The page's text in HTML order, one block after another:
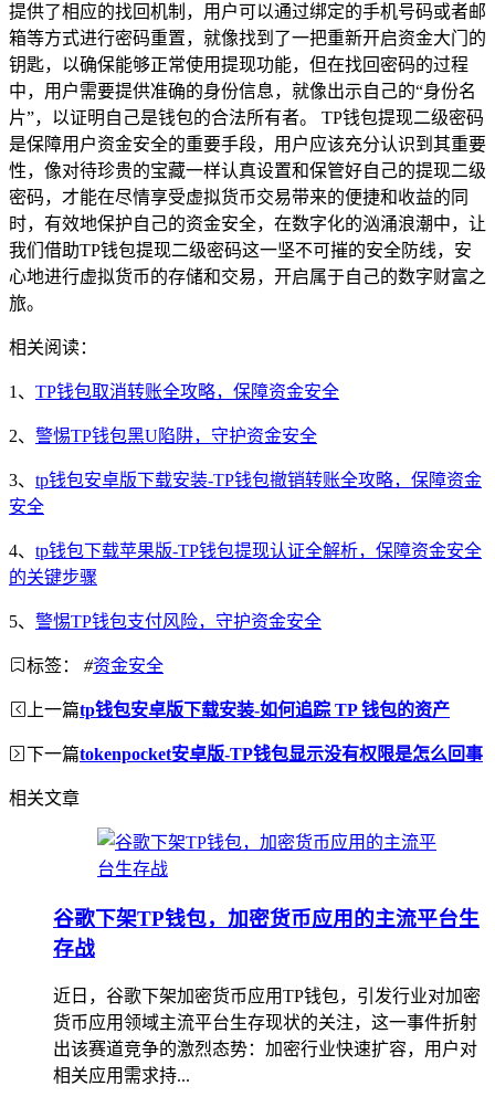
提供了相应的找回机制，用户可以通过绑定的手机号码或者邮
箱等方式进行密码重置，就像找到了一把重新开启资金大门的
钥匙，以确保能够正常使用提现功能，但在找回密码的过程
中，用户需要提供准确的身份信息，就像出示自己的“身份名
片”，以证明自己是钱包的合法所有者。 TP钱包提现二级密码
是保障用户资金安全的重要手段，用户应该充分认识到其重要
性，像对待珍贵的宝藏一样认真设置和保管好自己的提现二级
密码，才能在尽情享受虚拟货币交易带来的便捷和收益的同
时，有效地保护自己的资金安全，在数字化的汹涌浪潮中，让
我们借助TP钱包提现二级密码这一坚不可摧的安全防线，安
心地进行虚拟货币的存储和交易，开启属于自己的数字财富之
旅。
相关阅读：
1、 TP钱包取消转账全攻略，保障资金安全
2、 警惕TP钱包黑U陷阱，守护资金安全
3、 tp钱包安卓版下载安装-TP钱包撤销转账全攻略，保障资金
安全
4、 tp钱包下载苹果版-TP钱包提现认证全解析，保障资金安全
的关键步骤
5、 警惕TP钱包支付风险，守护资金安全
标签： #资金安全
上一篇tp钱包安卓版下载安装-如何追踪 TP 钱包的资产
下一篇tokenpocket安卓版-TP钱包显示没有权限是怎么回事
相关文章
谷歌下架TP钱包，加密货币应用的主流平台生
存战
近日，谷歌下架加密货币应用TP钱包，引发行业对加密
货币应用领域主流平台生存现状的关注，这一事件折射
出该赛道竞争的激烈态势：加密行业快速扩容，用户对
相关应用需求持...